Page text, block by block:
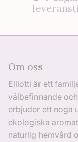
Om oss
Elliotti är ett
välbefinnande
erbjuder ett noga
ekologiska
naturlig hemvård